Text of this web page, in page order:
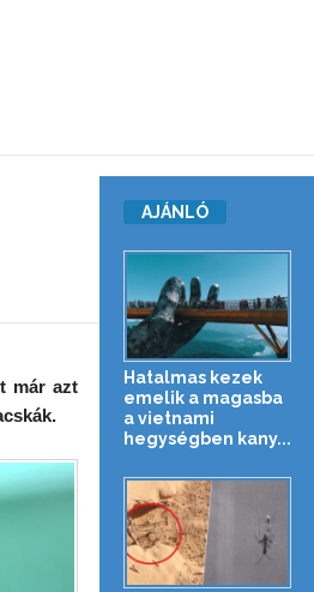
már azt
AJÁNLÓ
Hatalmas kezek
emelik a magasba
a vietnami
hegységben kany...